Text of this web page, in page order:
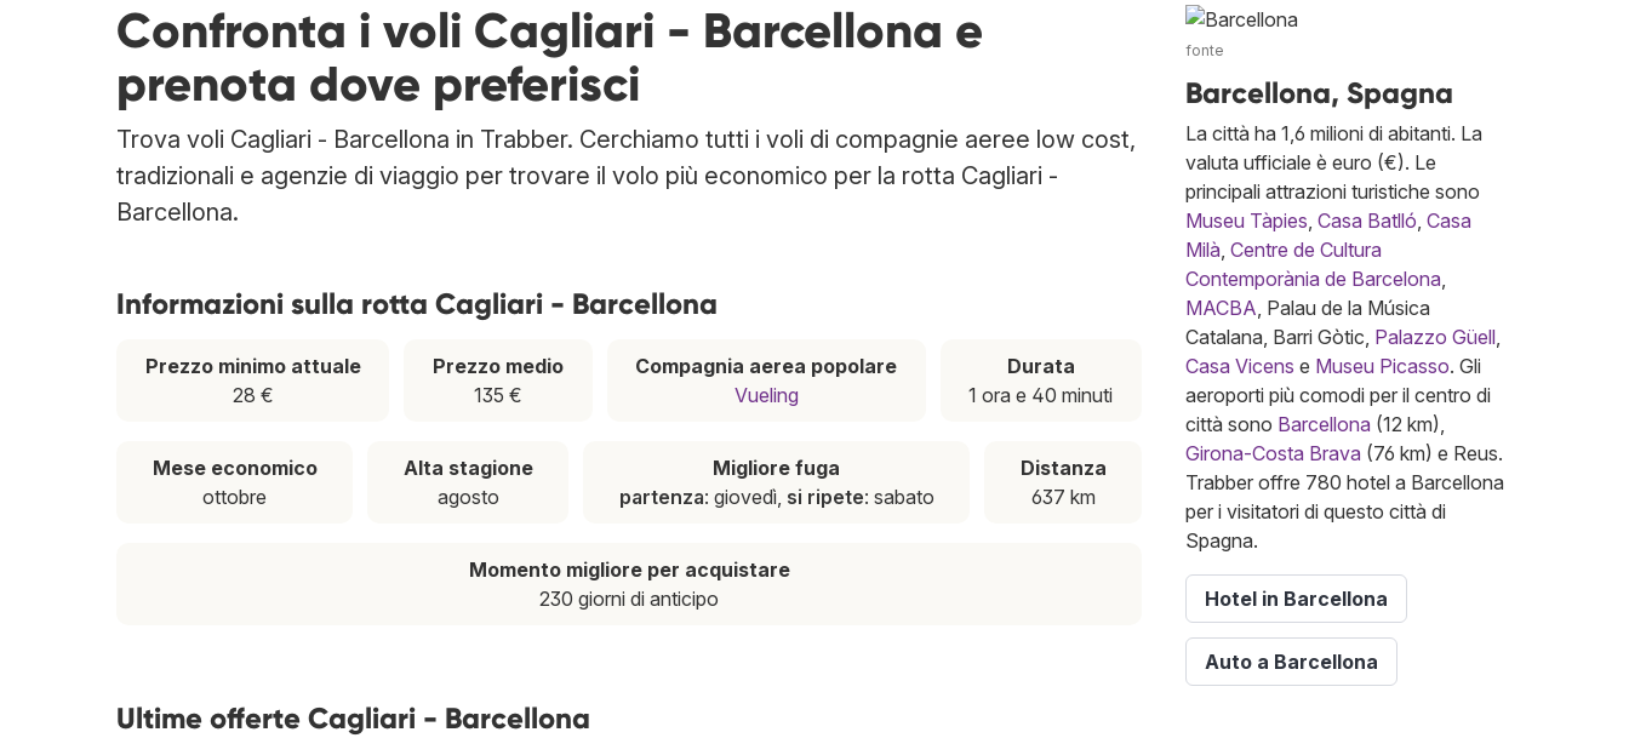
Confronta i voli Cagliari - Barcellona e
prenota dove preferisci
Trova voli Cagliari - Barcellona in Trabber. Cerchiamo tutti i voli di compagnie aeree low cost,
tradizionali e agenzie di viaggio per trovare il volo più economico per la rotta Cagliari -
Barcellona.
Informazioni sulla rotta Cagliari - Barcellona
Prezzo minimo attuale
28 €
Prezzo medio
135 €
Compagnia aerea popolare
Vueling
Durata
1 ora e 40 minuti
Mese economico
ottobre
Alta stagione
agosto
Migliore fuga
partenza: giovedì, si ripete: sabato
Distanza
637 km
Momento migliore per acquistare
230 giorni di anticipo
Ultime offerte Cagliari - Barcellona
fonte
Barcellona, Spagna
La città ha 1,6 milioni di abitanti. La
valuta ufficiale è euro (€). Le
principali attrazioni turistiche sono
Museu Tàpies, Casa Batlló, Casa
Milà, Centre de Cultura
Contemporània de Barcelona,
MACBA, Palau de la Música
Catalana, Barri Gòtic, Palazzo Güell,
Casa Vicens e Museu Picasso. Gli
aeroporti più comodi per il centro di
città sono Barcellona (12 km),
Girona-Costa Brava (76 km) e Reus.
Trabber offre 780 hotel a Barcellona
per i visitatori di questo città di
Spagna.
Hotel in Barcellona
Auto a Barcellona